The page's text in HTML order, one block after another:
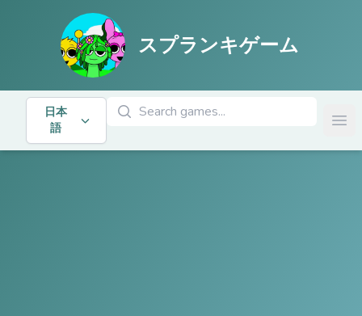
スプランキゲーム
日本
語
ゲームを検索